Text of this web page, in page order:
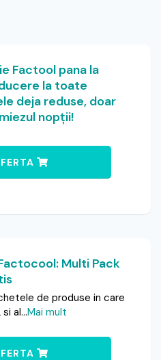
Factool pana la
la toate
deja reduse, doar
nopții!
Multi Pack
de produse in care
al...Mai mult